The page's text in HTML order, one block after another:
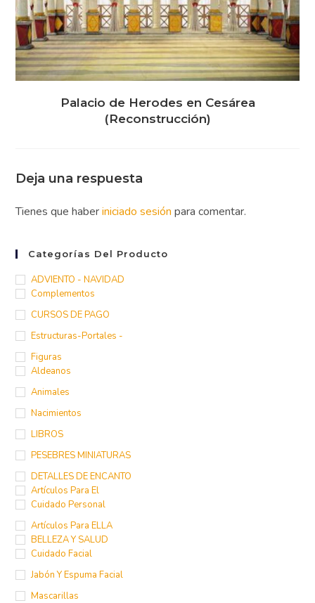
Palacio de Herodes en Cesárea
(Reconstrucción)
Deja una respuesta
Tienes que haberiniciado sesión para comentar.
Categorías Del Producto
ADVIENTO - NAVIDAD
Complementos
CURSOS DE PAGO
Estructuras-Portales -
Figuras
Aldeanos
Animales
Nacimientos
LIBROS
PESEBRES MINIATURAS
DETALLES DE ENCANTO
Artículos Para El
Cuidado Personal
Artículos Para ELLA
BELLEZA Y SALUD
Cuidado Facial
Jabón Y Espuma Facial
Mascarillas